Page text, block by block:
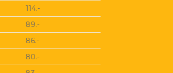
114.-
89.-
86.-
80.-